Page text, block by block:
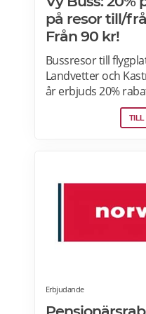
på resor till/
Från 90 kr!
Bussresor till
Landvetter och
år erbjuds 20%
Bus4You och Vy
i samband med
med giltig
pensionärsrabatter
TILL
Erbjudande